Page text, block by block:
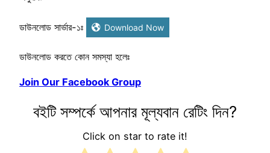
ডাউনলোড সার্ভার-১ঃ Download Now
ডাউনলোড করতে কোন সমস্যা হলেঃ
Join Our Facebook Group
বইটি সম্পর্কে আপনার মূল্যবান রেটিং দিন?
Click on star to rate it!